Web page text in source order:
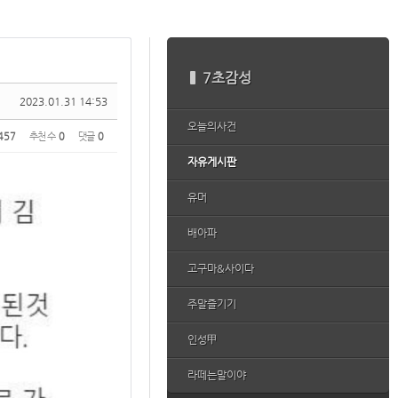
7초감성
오늘의사건
자유게시판
유머
배아파
고구마&사이다
주말즐기기
인성甲
라떼는말이야
2023.01.31 14:53
추천 수 0 댓글 0